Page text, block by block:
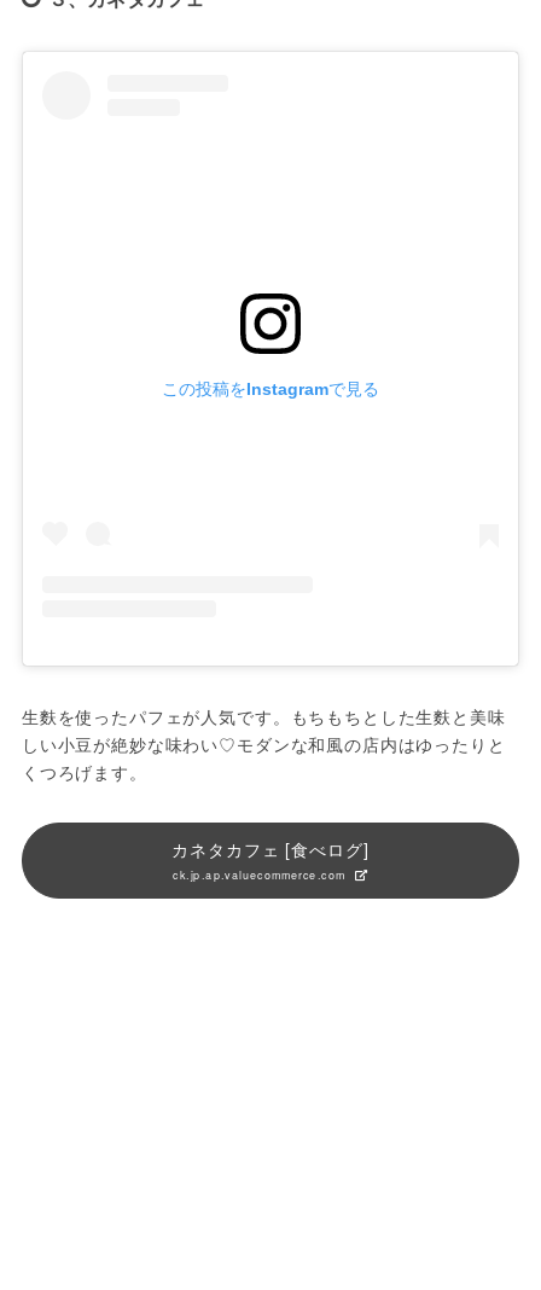
この投稿をInstagramで見る
生麩を使ったパフェが人気です。もちもちとした生麩と美味
しい小豆が絶妙な味わい♡モダンな和風の店内はゆったりと
くつろげます。
カネタカフェ [食べログ]
ck.jp.ap.valuecommerce.com